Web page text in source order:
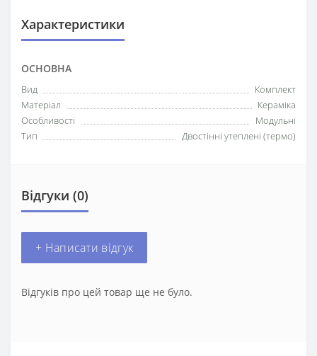
Характеристики
ОСНОВНА
Вид
Комплект
Матеріал
Кераміка
Особливості
Модульні
Тип
Двостінні утеплені (термо)
Відгуки (0)
+ Написати відгук
Відгуків про цей товар ще не було.